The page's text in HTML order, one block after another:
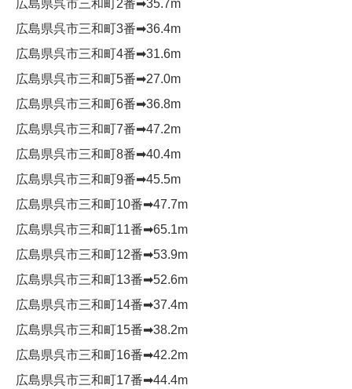
広島県呉市三和町2番➡︎35.7m
広島県呉市三和町3番➡︎36.4m
広島県呉市三和町4番➡︎31.6m
広島県呉市三和町5番➡︎27.0m
広島県呉市三和町6番➡︎36.8m
広島県呉市三和町7番➡︎47.2m
広島県呉市三和町8番➡︎40.4m
広島県呉市三和町9番➡︎45.5m
広島県呉市三和町10番➡︎47.7m
広島県呉市三和町11番➡︎65.1m
広島県呉市三和町12番➡︎53.9m
広島県呉市三和町13番➡︎52.6m
広島県呉市三和町14番➡︎37.4m
広島県呉市三和町15番➡︎38.2m
広島県呉市三和町16番➡︎42.2m
広島県呉市三和町17番➡︎44.4m